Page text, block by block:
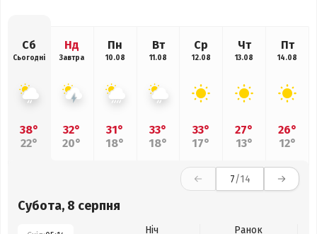
Сб
Сьогодні
38°
22°
Нд
Завтра
32°
20°
Пн
10.08
31°
18°
Вт
11.08
33°
18°
Ср
12.08
33°
17°
Чт
13.08
27°
13°
Пт
14.08
26°
12°
7/14
Субота, 8 серпня
Ніч
Ранок